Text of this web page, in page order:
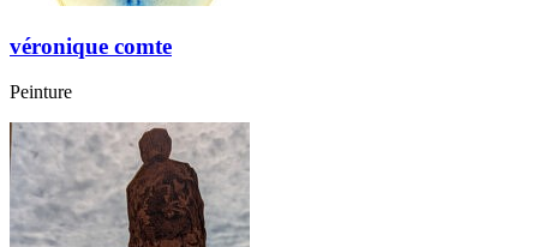
véronique comte
Peinture